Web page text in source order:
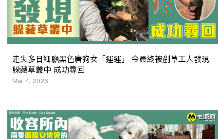
走失多日細膽黑色唐狗女「運運」 今晨終被剷草工人發現
躲藏草叢中 成功尋回
Mar 4, 2026